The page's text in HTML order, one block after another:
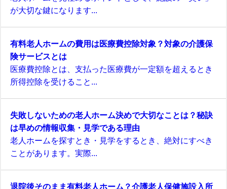
が大切な鍵になります...
有料老人ホームの費用は医療費控除対象？対象の介護保
険サービスとは
医療費控除とは、支払った医療費が一定額を超えるとき
所得控除を受けること...
失敗しないための老人ホーム決めで大切なことは？秘訣
は早めの情報収集・見学である理由
老人ホームを探すとき・見学をするとき、絶対にすべき
ことがあります。実際...
退院後そのまま有料老人ホーム？介護老人保健施設入所